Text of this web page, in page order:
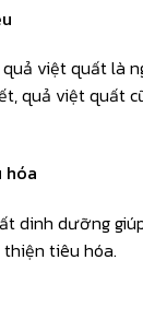
việt quất là
quả việt quất
hóa
dinh dưỡng
tiêu hóa.